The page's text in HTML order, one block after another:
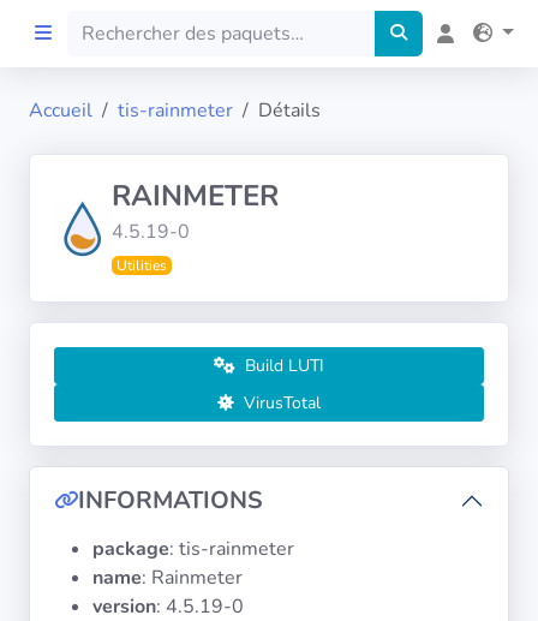
Preprod
Architectures
Systèmes
d'exploitation
Accueil tis-rainmeter Détails
RAINMETER
4.5.19-0
Utilities
Build LUTI
VirusTotal
INFORMATIONS
package: tis-rainmeter
name: Rainmeter
version: 4.5.19-0